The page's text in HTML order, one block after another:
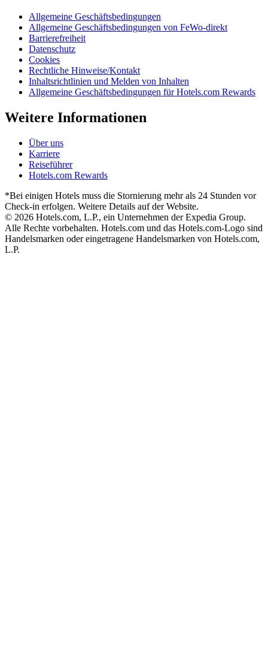
Allgemeine Geschäftsbedingungen
Allgemeine Geschäftsbedingungen von FeWo-direkt
Barrierefreiheit
Datenschutz
Cookies
Rechtliche Hinweise/Kontakt
Inhaltsrichtlinien und Melden von Inhalten
Allgemeine Geschäftsbedingungen für Hotels.com Rewards
Weitere Informationen
Über uns
Karriere
Reiseführer
Hotels.com Rewards
*Bei einigen Hotels muss die Stornierung mehr als 24 Stunden vor
Check-in erfolgen. Weitere Details auf der Website.
© 2026 Hotels.com, L.P., ein Unternehmen der Expedia Group.
Alle Rechte vorbehalten. Hotels.com und das Hotels.com-Logo sind
Handelsmarken oder eingetragene Handelsmarken von Hotels.com,
L.P.